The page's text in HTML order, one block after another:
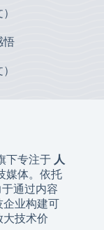
悟
下专注于 人
媒体。依托
通过内容
企业构建可
大技术价